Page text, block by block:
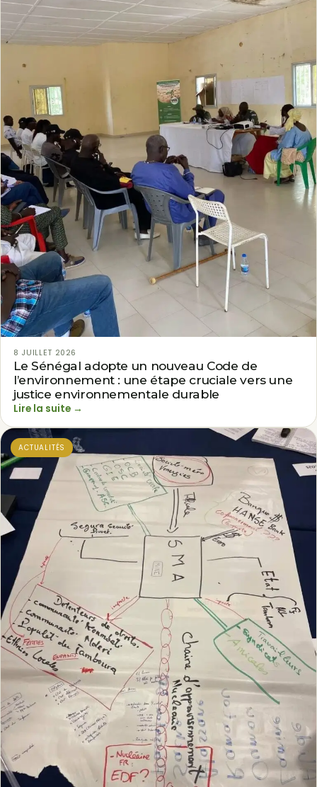
8 JUILLET 2026
Le Sénégal adopte un nouveau Code de
l’environnement : une étape cruciale vers une
justice environnementale durable
Lire la suite →
ACTUALITÉS